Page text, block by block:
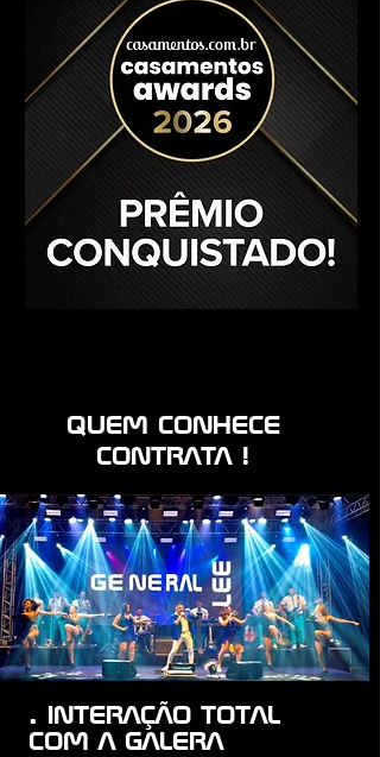
QUEM CONHECE
CONTRATA !
. INTERAÇÃO TOTAL
COM A GALERA